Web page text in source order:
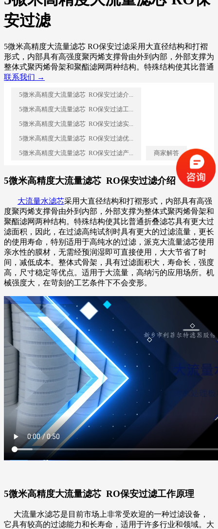
安过滤
5微米高精度大流量滤芯 RO保安过滤采用大直径结构和打褶
形式，内部具有高强度聚丙烯支撑骨由外到内部，外部支撑为
整体式聚丙烯骨架和聚酯滤网两种结构。特殊结构使其比普通
联系我们 →
5微米高精度大流量滤芯 RO保安过滤介...
5微米高精度大流量滤芯 RO保安过滤工...
5微米高精度大流量滤芯 RO保安过滤实...
5微米高精度大流量滤芯 RO保安过滤优...
5微米高精度大流量滤芯 RO保安过滤产...
商家解答
5微米高精度大流量滤芯 RO保安过滤介绍
大流量水滤芯采用大直径结构和打褶形式，内部具有高强
度聚丙烯支撑骨由外到内部，外部支撑为整体式聚丙烯骨架和
聚酯滤网两种结构。特殊结构使其比普通折叠滤芯具有更大过
滤面积，因此，在过滤高纯试剂时具有更大的过滤流量，更长
的使用寿命，特别适用于高纯水的过滤，派克大流量滤芯使用
亲水性的膜材，无需经预润湿即可直接使用，大大节省了时
间，减低成本。整体式骨架，具有过滤面积大，寿命长，强度
高，尺寸稳定等优点。适用于大流量，高纳污的应用场所。机
械强度大，在苛刻的工艺条件下不会变形。
5微米高精度大流量滤芯 RO保安过滤工作原理
大流量水滤芯是目前市场上非常受欢迎的一种过滤设备，
它具有较高的过滤能力和长寿命，适用于许多行业和领域。大